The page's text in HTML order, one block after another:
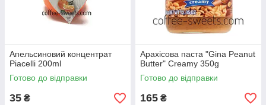
Апельсиновий концентрат
Piacelli 200ml
Готово до відправки
35 ₴
Арахісова паста "Gina Peanut
Butter" Creamy 350g
Готово до відправки
165 ₴